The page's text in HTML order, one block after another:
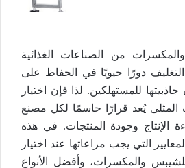
من الصناعات الغذائية
دورًا حيويًا في الحفاظ على
للمستهلكين. لذا فإن اختيار
المثلى يُعد قرارًا حاسمًا لكل مصنع
وجودة المنتجات. في هذه
التي يجب مراعاتها عند اختيار
والمكسرات، وأفضل الأنواع